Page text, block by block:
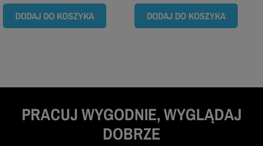
DODAJ DO KOSZYKA DODAJ DO KOSZYKA
PRACUJ WYGODNIE, WYGLĄDAJ
DOBRZE